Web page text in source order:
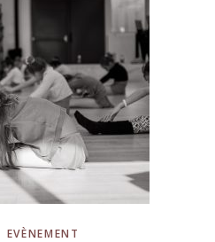
EVÈNEMENT